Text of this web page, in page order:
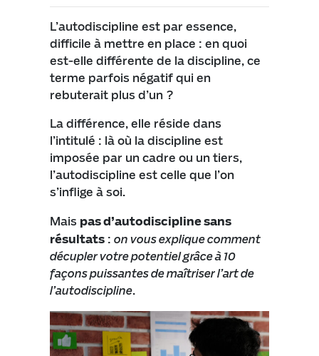
L’autodiscipline est par essence,
difficile à mettre en place : en quoi
est-elle différente de la discipline, ce
terme parfois négatif qui en
rebuterait plus d’un ?
La différence, elle réside dans
l’intitulé : là où la discipline est
imposée par un cadre ou un tiers,
l’autodiscipline est celle que l’on
s’inflige à soi.
Mais pas d’autodiscipline sans
résultats : on vous explique comment
décupler votre potentiel grâce à 10
façons puissantes de maîtriser l’art de
l’autodiscipline.